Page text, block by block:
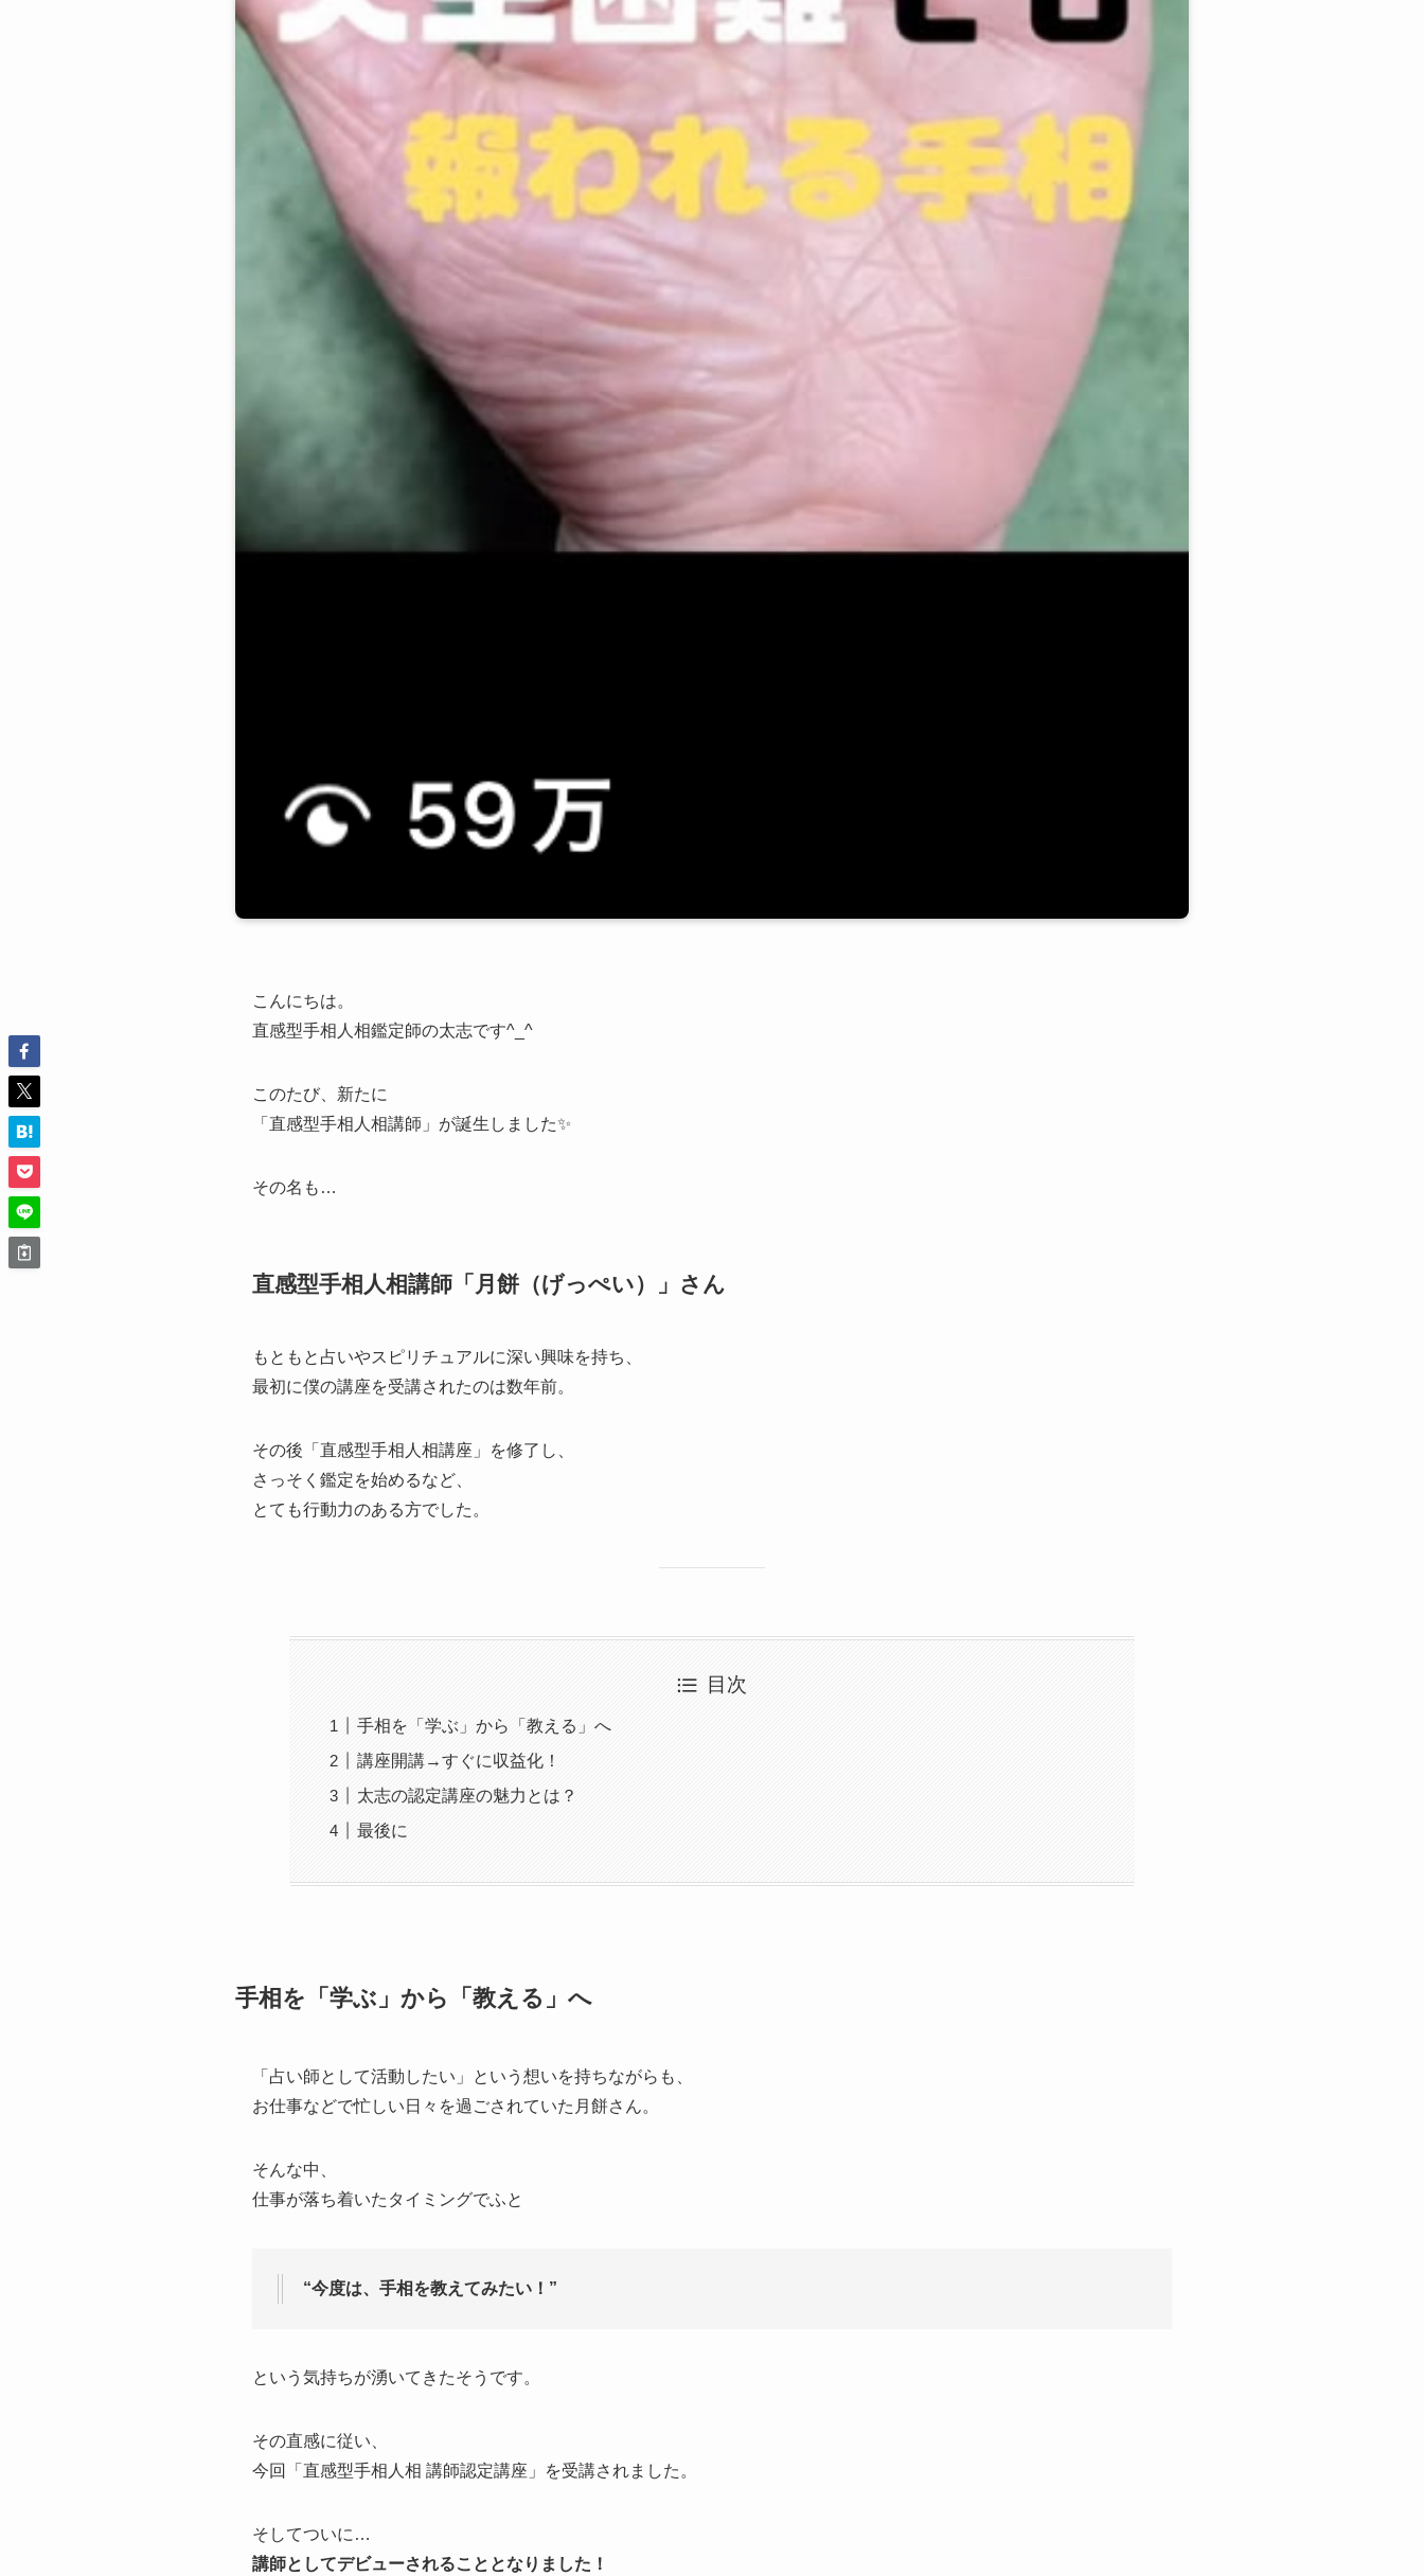
こんにちは。
直感型手相人相鑑定師の太志です^_^
このたび、新たに
「直感型手相人相講師」が誕生しました✨
その名も…
直感型手相人相講師「月餅（げっぺい）」さん
もともと占いやスピリチュアルに深い興味を持ち、
最初に僕の講座を受講されたのは数年前。
その後「直感型手相人相講座」を修了し、
さっそく鑑定を始めるなど、
とても行動力のある方でした。
目次
手相を「学ぶ」から「教える」へ
講座開講→すぐに収益化！
太志の認定講座の魅力とは？
最後に
手相を「学ぶ」から「教える」へ
「占い師として活動したい」という想いを持ちながらも、
お仕事などで忙しい日々を過ごされていた月餅さん。
そんな中、
仕事が落ち着いたタイミングでふと
“今度は、手相を教えてみたい！”
という気持ちが湧いてきたそうです。
その直感に従い、
今回「直感型手相人相 講師認定講座」を受講されました。
そしてついに…
講師としてデビューされることとなりました！